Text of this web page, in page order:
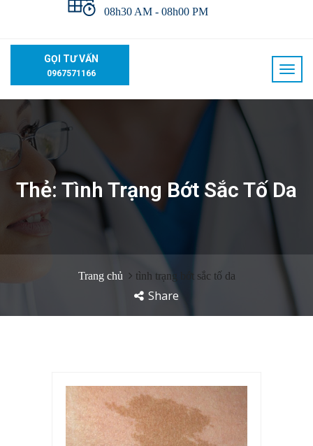
08h30 AM - 08h00 PM
GỌI TƯ VẤN
0967571166
Thẻ: Tình Trạng Bớt Sắc Tố Da
Trang chủ tình trạng bớt sắc tố da
Share